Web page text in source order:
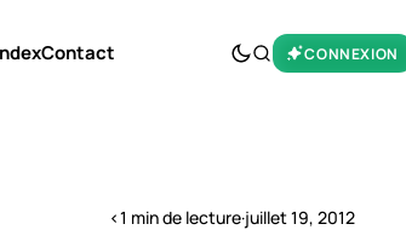
Contact CONNEXION
<1 min de lecture·juillet 19, 2012